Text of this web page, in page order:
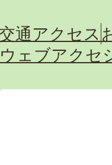
通アクセス
ウェブアクセ